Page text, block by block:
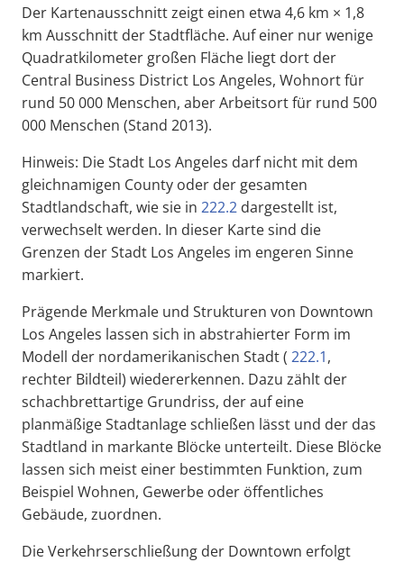
Der Kartenausschnitt zeigt einen etwa 4,6 km × 1,8
km Ausschnitt der Stadtfläche. Auf einer nur wenige
Quadratkilometer großen Fläche liegt dort der
Central Business District Los Angeles, Wohnort für
rund 50 000 Menschen, aber Arbeitsort für rund 500
000 Menschen (Stand 2013).
Hinweis: Die Stadt Los Angeles darf nicht mit dem
gleichnamigen County oder der gesamten
Stadtlandschaft, wie sie in 222.2 dargestellt ist,
verwechselt werden. In dieser Karte sind die
Grenzen der Stadt Los Angeles im engeren Sinne
markiert.
Prägende Merkmale und Strukturen von Downtown
Los Angeles lassen sich in abstrahierter Form im
Modell der nordamerikanischen Stadt ( 222.1,
rechter Bildteil) wiedererkennen. Dazu zählt der
schachbrettartige Grundriss, der auf eine
planmäßige Stadtanlage schließen lässt und der das
Stadtland in markante Blöcke unterteilt. Diese Blöcke
lassen sich meist einer bestimmten Funktion, zum
Beispiel Wohnen, Gewerbe oder öffentliches
Gebäude, zuordnen.
Die Verkehrserschließung der Downtown erfolgt